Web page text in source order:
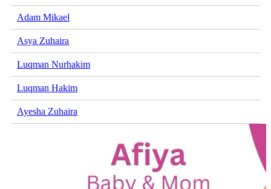
Adam Mikael
Asya Zuhaira
Luqman Nurhakim
Luqman Hakim
Ayesha Zuhaira